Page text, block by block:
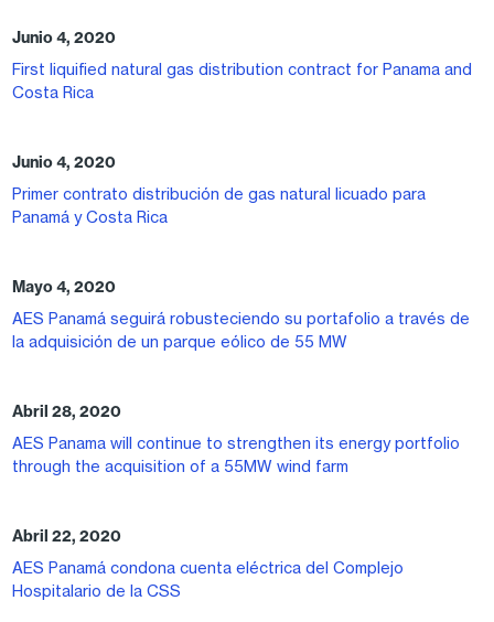
Junio 4, 2020
First liquified natural gas distribution contract for Panama and
Costa Rica
Junio 4, 2020
Primer contrato distribución de gas natural licuado para
Panamá y Costa Rica
Mayo 4, 2020
AES Panamá seguirá robusteciendo su portafolio a través de
la adquisición de un parque eólico de 55 MW
Abril 28, 2020
AES Panama will continue to strengthen its energy portfolio
through the acquisition of a 55MW wind farm
Abril 22, 2020
AES Panamá condona cuenta eléctrica del Complejo
Hospitalario de la CSS